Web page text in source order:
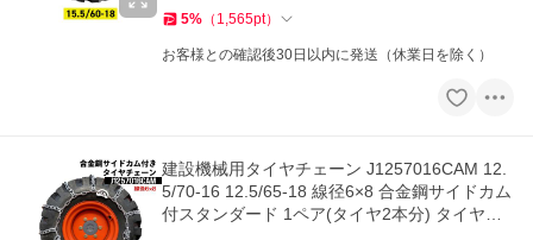
5% （ 1,565pt）
お客様との確認後30日以内に発送（休業日を除く）
建設機械用タイヤチェーン J1257016CAM 12.
5/70-16 12.5/65-18 線径6×8 合金鋼サイドカム
付スタンダード 1ペア(タイヤ2本分) タイヤシ